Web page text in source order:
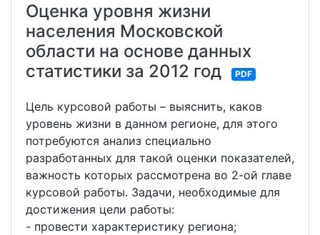
Оценка уровня жизни
населения Московской
области на основе данных
статистики за 2012 год
PDF
Цель курсовой работы – выяснить, каков
уровень жизни в данном регионе, для этого
потребуются анализ специально
разработанных для такой оценки показателей,
важность которых рассмотрена во 2-ой главе
курсовой работы. Задачи, необходимые для
достижения цели работы:
- провести характеристику региона;